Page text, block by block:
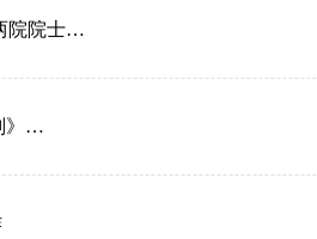
院院士…
》…